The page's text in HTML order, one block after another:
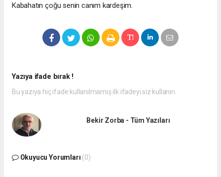
Kabahatın çoğu senin canım kardeşim.
Yazıya ifade bırak !
Bu yazıya hiç ifade kullanılmamış ilk ifadeyi siz kullanın.
Bekir Zorba - Tüm Yazıları
Okuyucu Yorumları (0)